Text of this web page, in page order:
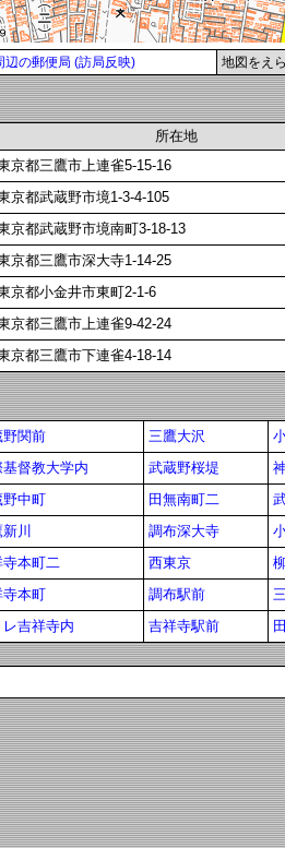
辺の郵便局 (訪局反映) 地図をえ
所在地
京都三鷹市上連雀5-15-16
京都武蔵野市境1-3-4-105
京都武蔵野市境南町3-18-13
京都三鷹市深大寺1-14-25
京都小金井市東町2-1-6
京都三鷹市上連雀9-42-24
京都三鷹市下連雀4-18-14
野関前 三鷹大沢
基督教大学内 武蔵野桜堤
野中町 田無南町二
川 調布深大寺
本町二 西東京
寺本町 調布駅前
レ吉祥寺内 吉祥寺駅前